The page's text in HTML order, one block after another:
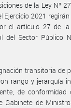
de la Ley Nº
Ejercicio 2021
el artículo 27 de
del Sector Público
transitoria de
rango y jerarquía
de conformidad
Gabinete de